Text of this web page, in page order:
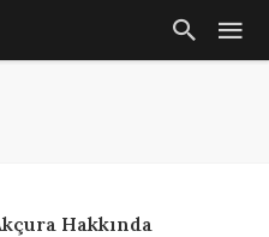
Hakkında